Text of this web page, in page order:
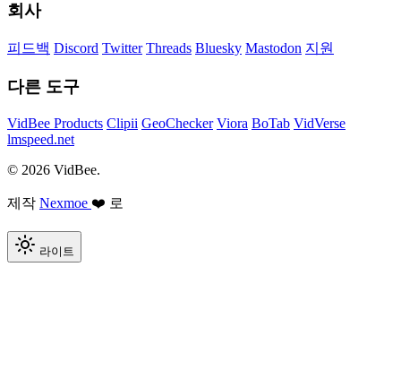
회사
피드백 Discord Twitter Threads Bluesky Mastodon 지원
다른 도구
VidBee Products Clipii GeoChecker Viora BoTab VidVerse
lmspeed.net
© 2026 VidBee.
제작 Nexmoe ❤️ 로
라이트